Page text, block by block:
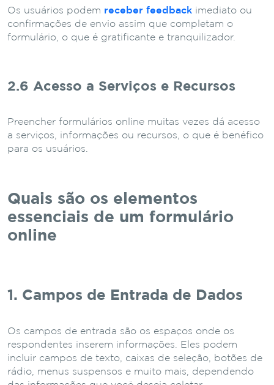
Os usuários podem receber feedback imediato ou
confirmações de envio assim que completam o
formulário, o que é gratificante e tranquilizador.
2.6 Acesso a Serviços e Recursos
Preencher formulários online muitas vezes dá acesso
a serviços, informações ou recursos, o que é benéfico
para os usuários.
Quais são os elementos
essenciais de um formulário
online
1. Campos de Entrada de Dados
Os campos de entrada são os espaços onde os
respondentes inserem informações. Eles podem
incluir campos de texto, caixas de seleção, botões de
rádio, menus suspensos e muito mais, dependendo